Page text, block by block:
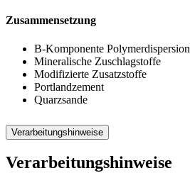
Zusammensetzung
B-Komponente Polymerdispersion
Mineralische Zuschlagstoffe
Modifizierte Zusatzstoffe
Portlandzement
Quarzsande
Verarbeitungshinweise
Verarbeitungshinweise